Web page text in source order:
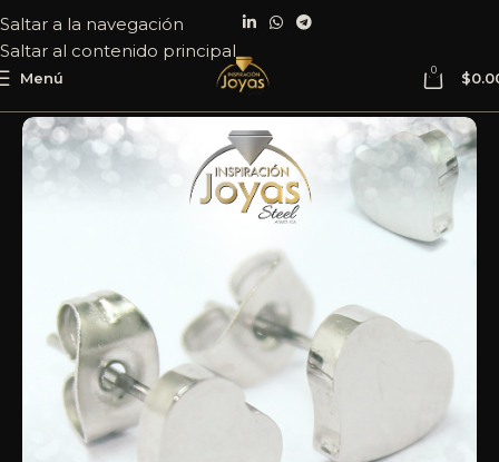
Saltar a la navegación
Saltar al contenido principal
Menú 0 $